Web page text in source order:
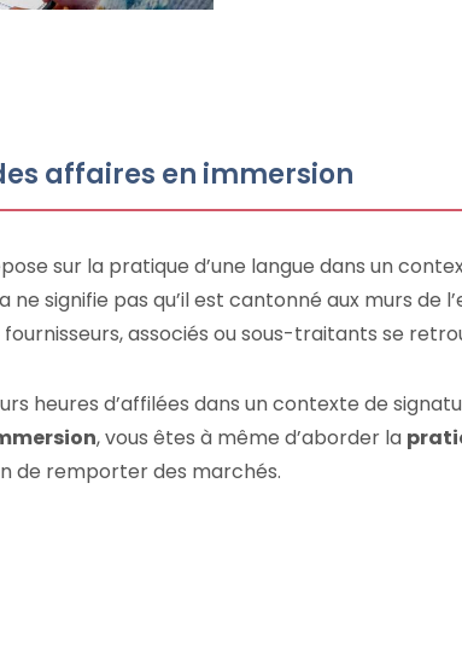
affaires en immersion
sur la pratique d’une langue dans un
ne signifie pas qu’il est cantonné aux murs
associés ou sous-traitants se
heures d’affilées dans un contexte de
, vous êtes à même d’aborder la
de remporter des marchés.